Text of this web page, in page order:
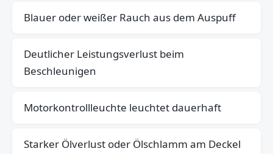
Blauer oder weißer Rauch aus dem Auspuff
Deutlicher Leistungsverlust beim
Beschleunigen
Motorkontrollleuchte leuchtet dauerhaft
Starker Ölverlust oder Ölschlamm am Deckel